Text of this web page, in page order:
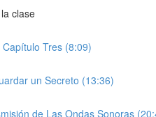
clase
Tres (8:09)
un Secreto (13:36)
de Las Ondas Sonoras